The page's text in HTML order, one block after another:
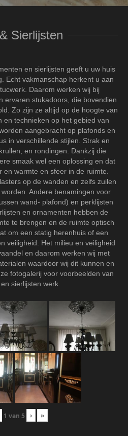
Sierlijsten
en sierlijsten geeft u uw huis
Echt vakmanschap herkent u aan
Daarom werken wij bij
ervaren stukadoors, die bovendien
Zo zijn ze altijd op de hoogte van
en technieken op het gebied van
aangebracht op plafonds en
in verschillende stijlen. Strak en
en rondingen. Dankzij die
smaak wel een oplossing en dat
en warmte en sfeer in de ruimte.
op de wanden en zelfs zuilen
Andere benamingen voor
wand- plafond) en perklijsten
en ornamenten hebben de
te brengen en de ruimte optisch
om een statig herenhuis of een
veiligheid: Het milieu en veiligheid
en daarom werken wij met
waardoor wij dit kunnen en
fotogalerij voor voorbeelden van
sierlijsten werk.
1 van 5 › »